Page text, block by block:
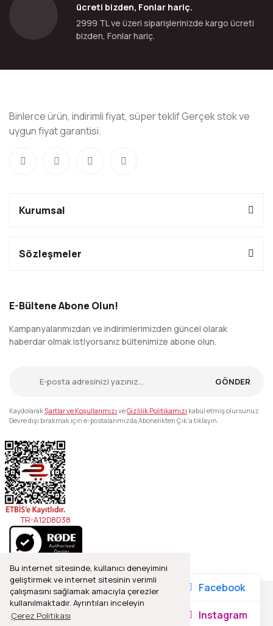
Bu internet sitesinde, kullanıcı deneyimini
geliştirmek ve internet sitesinin verimli
çalışmasını sağlamak amacıyla çerezler
kullanılmaktadır. Ayrıntıları inceleyin
Çerez Politikası
ücreti bizden, Fonlar hariç.
2999 TL ve üzeri siparişlerinizde kargo ücreti
bizden, Fonlar hariç.
Binlerce ürün, indirimli fiyat, süper teklif Gerçek stok ve
uygun fiyat garantisi.
Kurumsal
Sözleşmeler
E-Bültene Abone Olun!
Kampanyalarımızdan ve indirimlerimizden güncel olarak
haberdar olmak istiyorsanız bültenimize abone olun.
GÖNDER
KaydolarakŞartlar ve Koşullarımızı veGizlilik Politikamızı kabul etmiş olursunuz.
Devre dışı bırakmak için e-postalarımızda Abonelikten Çık'a tıklayın.
TR-A12D8D38
2021© Refleks Fotoğrafçılık, Tüm Hakları Saklıdır.
Facebook
Instagram